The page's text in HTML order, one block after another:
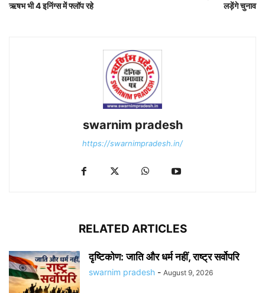
ऋषभ भी 4 इनिंग्स में फ्लॉप रहे
लड़ेंगे चुनाव
swarnim pradesh
https://swarnimpradesh.in/
RELATED ARTICLES
दृष्टिकोण: जाति और धर्म नहीं, राष्ट्र सर्वोपरि
swarnim pradesh - August 9, 2026